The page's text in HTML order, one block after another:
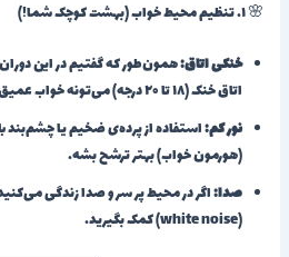
🌸 ۱. تنظیم محیط خواب (بهشت کوچک شما!)
خنکی اتاق:همون‌طور که گفتیم در این
اتاق خنک (۱۸ تا ۲۰ درجه) می‌تونه خواب عمیق‌تری به شما هدیه بده ❄️.
نور کم:استفاده از پرده‌ی ضخیم یا
(هورمون خواب) بهتر ترشح بشه.
صدا:اگر در محیط پر سر و صدا زندگی
(white noise) کمک بگیرید.